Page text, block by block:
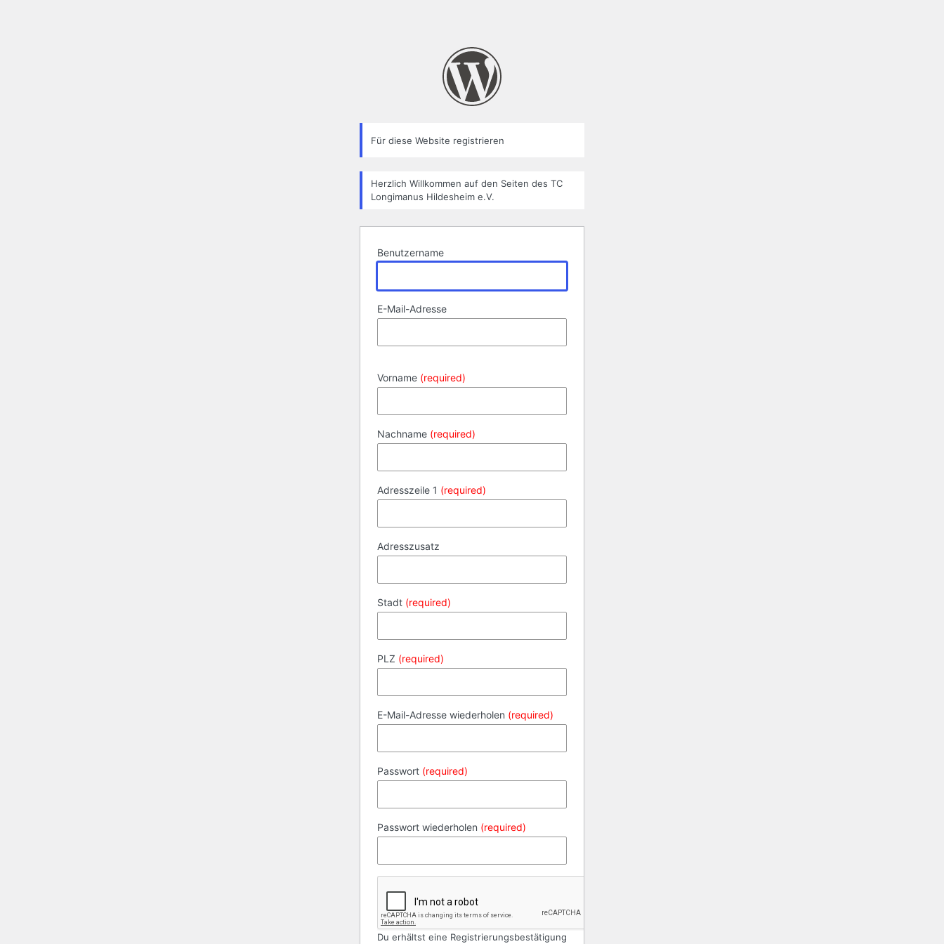
Für diese Website registrieren
Herzlich Willkommen auf den Seiten des TC
Longimanus Hildesheim e.V.
Benutzername
E-Mail-Adresse
Vorname (required)
Nachname (required)
Adresszeile 1 (required)
Adresszusatz
Stadt (required)
PLZ (required)
E-Mail-Adresse wiederholen (required)
Passwort (required)
Passwort wiederholen (required)
Du erhältst eine Registrierungsbestätigung